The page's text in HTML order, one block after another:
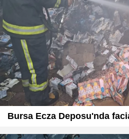
Bursa Ecza Deposu'nda